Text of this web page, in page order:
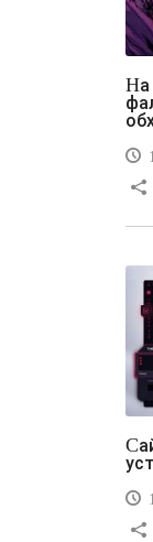
На GitHub обнаружили
Сайты могли незаметно